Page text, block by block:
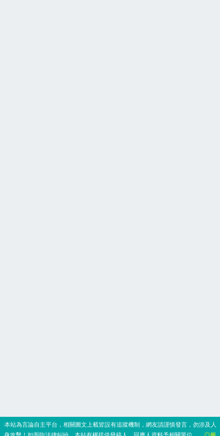
‧本站為言論自主平台，相關圖文上載皆設有追蹤機制，網友請謹慎發言，勿涉及人